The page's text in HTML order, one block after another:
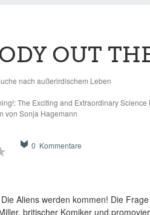
OUT
nach außerirdischem Leben
The Exciting and Extraordinary
von Sonja Hagemann
0 Kommentare
Aliens werden kommen! Die
britischer Komiker und